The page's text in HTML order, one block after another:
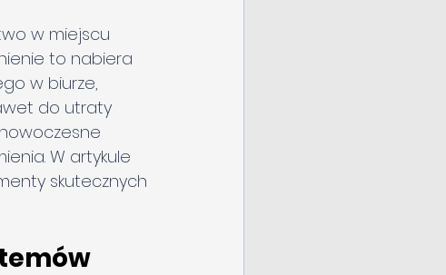
w miejscu
to nabiera
w biurze,
do utraty
W artykule
skutecznych